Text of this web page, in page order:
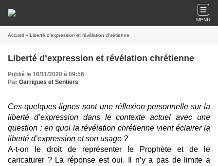
MENU
Accueil » Liberté d’expression et révélation chrétienne
Liberté d’expression et révélation chrétienne
Publié le 16/11/2020 à 09:56
Par Garrigues et Sentiers
Ces quelques lignes sont une réflexion personnelle sur la
liberté d’expression dans le contexte actuel avec une
question : en quoi la révélation chrétienne vient éclairer la
liberté d’expression et son usage ?
A-t-on le droit de représenter le Prophète et de le
caricaturer ? La réponse est oui. Il n’y a pas de limite a